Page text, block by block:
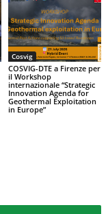
Cosvig
COSVIG-DTE a Firenze per
il Workshop
internazionale “Strategic
Innovation Agenda for
Geothermal Exploitation
in Europe”